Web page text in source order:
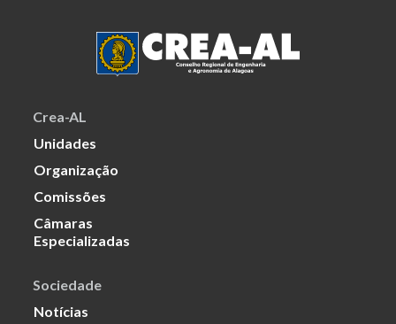
Crea-AL
Unidades
Organização
Comissões
Câmaras
Especializadas
Sociedade
Notícias